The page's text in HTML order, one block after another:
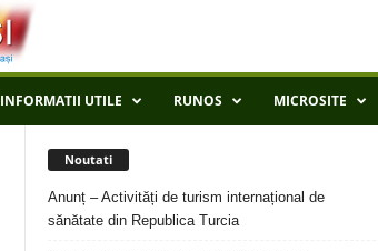
INFORMATII UTILE RUNOS MICROSITE
Noutati
Anunț – Activități de turism internațional de
sănătate din Republica Turcia